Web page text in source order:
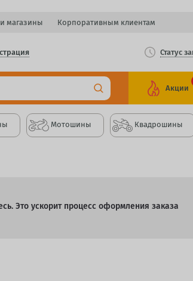
магазины Корпоративным клиентам
Статус
Акции
Мотошины Квадрошины
Это ускорит процесс оформления заказа